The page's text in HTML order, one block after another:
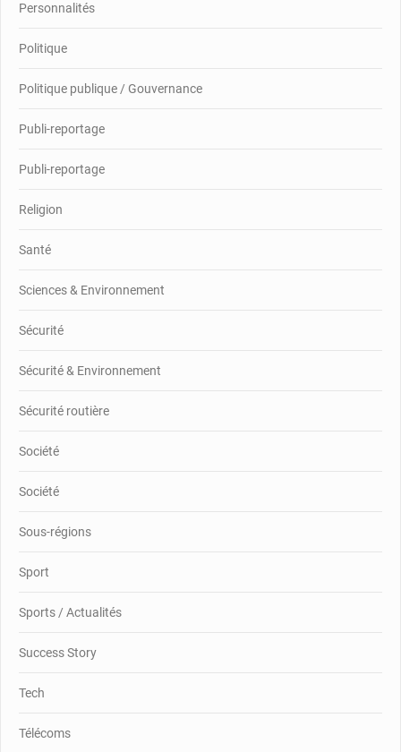
Personnalités
Politique
Politique publique / Gouvernance
Publi-reportage
Publi-reportage
Religion
Santé
Sciences & Environnement
Sécurité
Sécurité & Environnement
Sécurité routière
Société
Société
Sous-régions
Sport
Sports / Actualités
Success Story
Tech
Télécoms